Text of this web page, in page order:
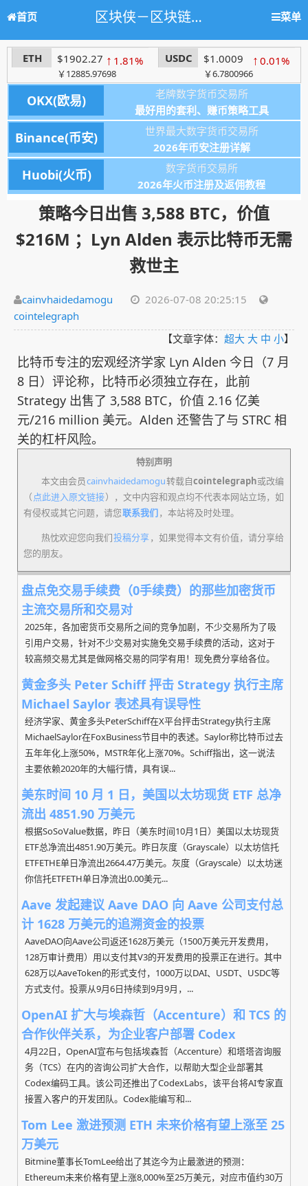
首页 区块侠－区块链学习网站，人人都懂区块链 菜单
ETH $1902.27
￥12885.97698
↑1.81% USDC $1.0009
￥6.7800966
↑0.01%
老牌数字货币交易所
OKX(欧易)
最好用的套利、赚币策略工具
世界最大数字货币交易所
Binance(币安)
2026年币安注册详解
数字货币交易所
Huobi(火币)
2026年火币注册及返佣教程
策略今日出售 3,588 BTC，价值
$216M ；Lyn Alden 表示比特币无需
救世主
cainvhaidedamogu
2026-07-08 20:25:15
cointelegraph
【文章字体： 超大 大 中 小】
比特币专注的宏观经济学家 Lyn Alden 今日（7 月
8 日）评论称，比特币必须独立存在，此前
Strategy 出售了 3,588 BTC，价值 2.16 亿美
元/216 million 美元。Alden 还警告了与 STRC 相
关的杠杆风险。
特别声明
本文由会员cainvhaidedamogu转载自cointelegraph或改编
（ 点此进入原文链接），文中内容和观点均不代表本网站立场，如
有侵权或其它问题，请您联系我们，本站将及时处理。
热忱欢迎您向我们投稿分享，如果觉得本文有价值，请分享给
您的朋友。
盘点免交易手续费（0手续费）的那些加密货币
主流交易所和交易对
2025年，各加密货币交易所之间的竞争加剧，不少交易所为了吸
引用户交易，针对不少交易对实施免交易手续费的活动，这对于
较高频交易尤其是做网格交易的同学有用！现免费分享给各位。
黄金多头 Peter Schiff 抨击 Strategy 执行主席
Michael Saylor 表述具有误导性
经济学家、黄金多头PeterSchiff在X平台抨击Strategy执行主席
MichaelSaylor在FoxBusiness节目中的表述。Saylor称比特币过去
五年年化上涨50%，MSTR年化上涨70%。Schiff指出，这一说法
主要依赖2020年的大幅行情，具有误...
美东时间 10 月 1 日，美国以太坊现货 ETF 总净
流出 4851.90 万美元
根据SoSoValue数据，昨日（美东时间10月1日）美国以太坊现货
ETF总净流出4851.90万美元。昨日灰度（Grayscale）以太坊信托
ETFETHE单日净流出2664.47万美元。灰度（Grayscale）以太坊迷
你信托ETFETH单日净流出0.00美元...
Aave 发起建议 Aave DAO 向 Aave 公司支付总
计 1628 万美元的追溯资金的投票
AaveDAO向Aave公司返还1628万美元（1500万美元开发费用，
128万审计费用）用以支付其V3的开发费用的投票正在进行。其中
628万以AaveToken的形式支付，1000万以DAI、USDT、USDC等
方式支付。投票从9月6日持续到9月9月，...
OpenAI 扩大与埃森哲（Accenture）和 TCS 的
合作伙伴关系，为企业客户部署 Codex
4月22日，OpenAI宣布与包括埃森哲（Accenture）和塔塔咨询服
务（TCS）在内的咨询公司扩大合作，以帮助大型企业部署其
Codex编码工具。该公司还推出了CodexLabs，该平台将AI专家直
接置入客户的开发团队。Codex能编写和...
Tom Lee 激进预测 ETH 未来价格有望上涨至 25
万美元
Bitmine董事长TomLee给出了其迄今为止最激进的预测：
Ethereum未来价格有望上涨8,000%至25万美元，对应市值约30万